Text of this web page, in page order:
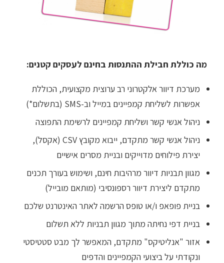
מה כוללת חבילת ההתנסות בחינם לעסקים קטנים:
מערכת דיוור אלקטרוני רב ערוצית מקצועית, הכוללת
אפשרות לשליחת קמפיינים במייל וב-SMS (בתשלום*)
ניהול אנשי קשר ושליחת קמפיינים לרשימת התפוצה
ניהול אנשי קשר מתקדם, ייבוא מקובץ CSV (אקסל),
יצירת פילוחים מדוייקים ובניית מסרים אישיים
מגוון תבניות דיוור מרהיבות חינם, ושימוש בעורך תכנים
מתקדם ליצירת דיוור רספונסיבי (מותאם מובייל)
בניית פופאפ ו/או טופס הרשמה לאתר האינטרנט שלכם
בניית דפי נחיתה מתוך מגוון תבניות ללא תשלום
אזור "אנליטיקס" מתקדם, המאפשר לך מבט סטטיסטי
ונקודתי על ביצועי הקמפיינים והדפים